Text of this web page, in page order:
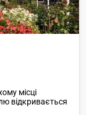
місці
відкривається